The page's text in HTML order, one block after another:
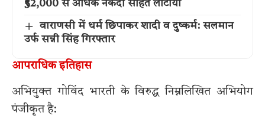
₹52,000 से अधिक नकदी सहित लौटाया
वाराणसी में धर्म छिपाकर शादी व दुष्कर्म: सलमान
उर्फ सन्नी सिंह गिरफ्तार
आपराधिक इतिहास
अभियुक्त गोविंद भारती के विरुद्ध निम्नलिखित अभियोग
पंजीकृत है: